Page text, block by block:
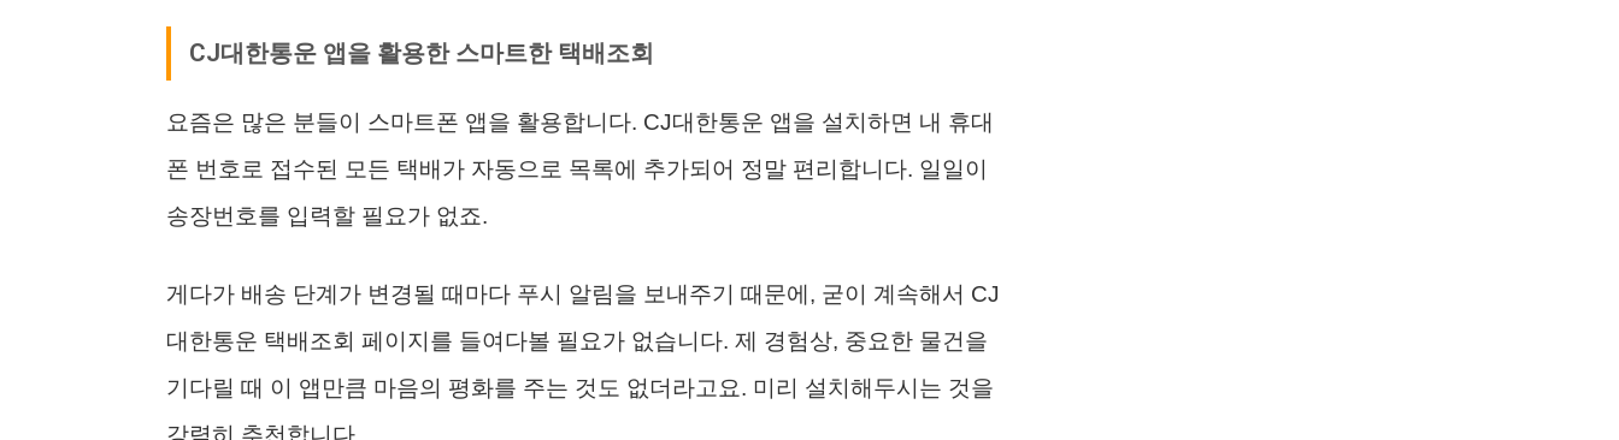
CJ대한통운 앱을 활용한 스마트한 택배조회
요즘은 많은 분들이 스마트폰 앱을 활용합니다. CJ대한통운 앱을 설치하면 내 휴대
폰 번호로 접수된 모든 택배가 자동으로 목록에 추가되어 정말 편리합니다. 일일이
송장번호를 입력할 필요가 없죠.
게다가 배송 단계가 변경될 때마다 푸시 알림을 보내주기 때문에, 굳이 계속해서 CJ
대한통운 택배조회 페이지를 들여다볼 필요가 없습니다. 제 경험상, 중요한 물건을
기다릴 때 이 앱만큼 마음의 평화를 주는 것도 없더라고요. 미리 설치해두시는 것을